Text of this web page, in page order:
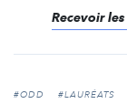
Recevoir
#ODD #LAURÉATS